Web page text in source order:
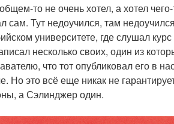
то не очень хотел, а хотел
сам. Тут недоучился, там
университете, где слушал
несколько своих, один из
что тот опубликовал его в
Но это всё еще никак не
а Сэлинджер один.